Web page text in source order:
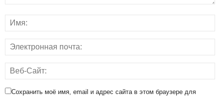
Сохранить моё имя, email и адрес сайта в этом браузере для